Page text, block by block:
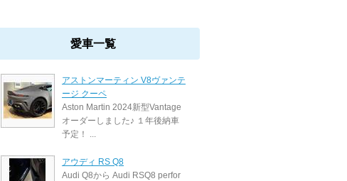
愛車一覧
アストンマーティン V8ヴァンテ
ージ クーペ
Aston Martin 2024新型Vantage
オーダーしました♪ １年後納車
予定！ ...
アウディ RS Q8
Audi Q8から Audi RSQ8 perfor